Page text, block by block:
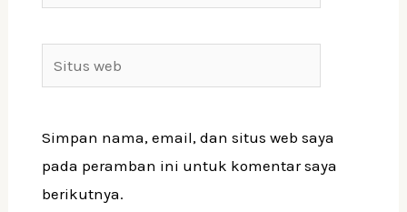
Situs
web
Simpan nama, email, dan situs web saya
pada peramban ini untuk komentar saya
berikutnya.